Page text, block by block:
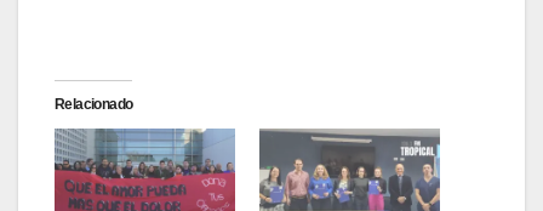
Relacionado